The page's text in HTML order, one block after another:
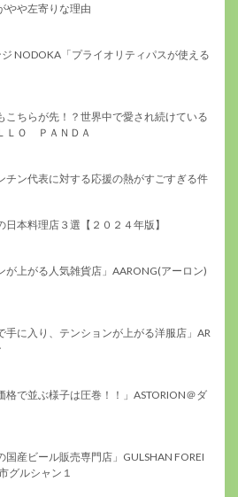
やや左寄りな理由
NODOKA「プライオリティパスが使える
こちらが先！？世界中で愛され続けている
ＬＯ ＰＡＮＤＡ
チン代表に対する応援の熱がすごすぎる件
本料理店３選【２０２４年版】
が上がる人気雑貨店」AARONG(アーロン)
手に入り、テンションが上がる洋服店」AR
格で並ぶ様子は圧巻！！」ASTORION＠ダ
国産ビール販売専門店」GULSHAN FOREI
グルシャン１